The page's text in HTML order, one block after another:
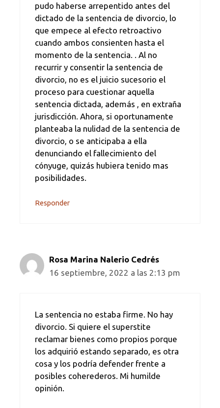
pudo haberse arrepentido antes del
dictado de la sentencia de divorcio, lo
que empece al efecto retroactivo
cuando ambos consienten hasta el
momento de la sentencia. . Al no
recurrir y consentir la sentencia de
divorcio, no es el juicio sucesorio el
proceso para cuestionar aquella
sentencia dictada, además , en extraña
jurisdicción. Ahora, si oportunamente
planteaba la nulidad de la sentencia de
divorcio, o se anticipaba a ella
denunciando el fallecimiento del
cónyuge, quizás hubiera tenido mas
posibilidades.
Responder
Rosa Marina Nalerio Cedrés
16 septiembre, 2022 a las 2:13 pm
La sentencia no estaba firme. No hay
divorcio. Si quiere el superstite
reclamar bienes como propios porque
los adquirió estando separado, es otra
cosa y los podría defender frente a
posibles coherederos. Mi humilde
opinión.